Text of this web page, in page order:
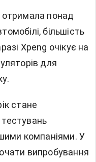
отримала понад
більшість
Xpeng очікує на
для
стане
компаніями. У
випробування